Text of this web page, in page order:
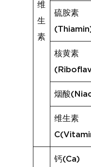
维
生
素
硫胺素
核黄素
烟酸
维生素
钙(Ca)